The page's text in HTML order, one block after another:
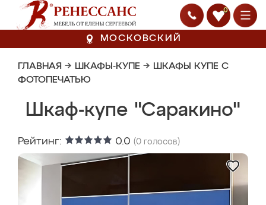
0
МОСКОВСКИЙ
ГЛАВНАЯ → ШКАФЫ-КУПЕ → ШКАФЫ КУПЕ С
ФОТОПЕЧАТЬЮ
Шкаф-купе "Саракино"
Рейтинг: 0.0 (0 голосов)